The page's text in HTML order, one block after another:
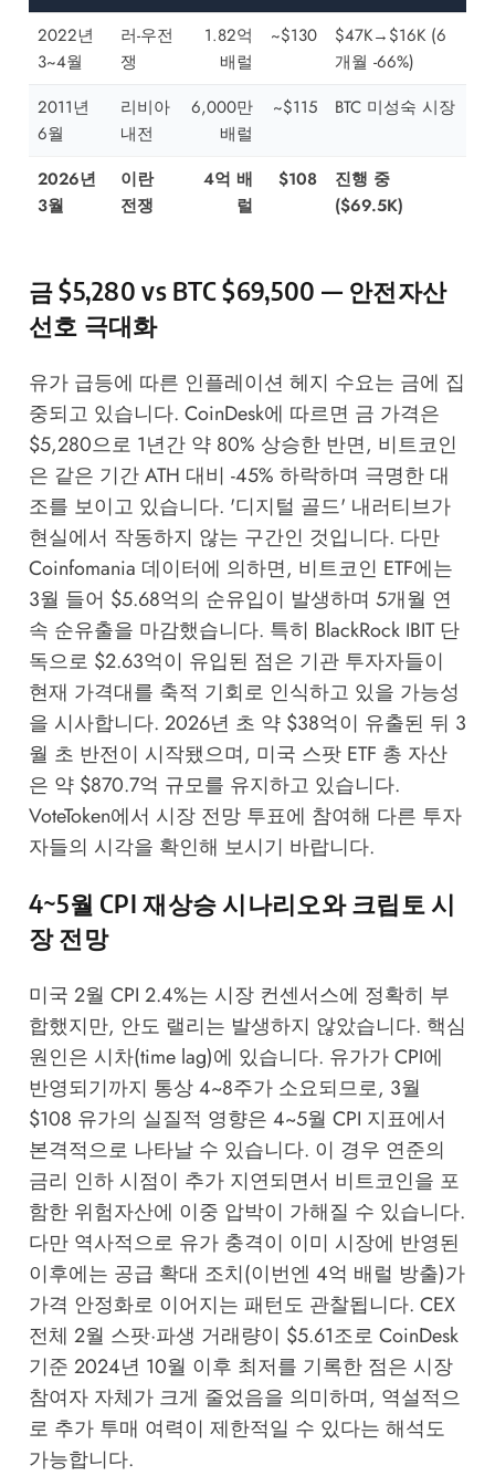
2022년
3~4월
러-우전
쟁
1.82억
배럴
~$130
$47K→$16K (6
개월 -66%)
2011년
6월
리비아
내전
6,000만
배럴
~$115 BTC 미성숙 시장
2026년
3월
이란
전쟁
4억 배
럴
$108
진행 중
($69.5K)
금 $5,280 vs BTC $69,500 — 안전자산
선호 극대화
유가 급등에 따른 인플레이션 헤지 수요는 금에 집
중되고 있습니다. CoinDesk에 따르면 금 가격은
$5,280으로 1년간 약 80% 상승한 반면, 비트코인
은 같은 기간 ATH 대비 -45% 하락하며 극명한 대
조를 보이고 있습니다. '디지털 골드' 내러티브가
현실에서 작동하지 않는 구간인 것입니다. 다만
Coinfomania 데이터에 의하면, 비트코인 ETF에는
3월 들어 $5.68억의 순유입이 발생하며 5개월 연
속 순유출을 마감했습니다. 특히 BlackRock IBIT 단
독으로 $2.63억이 유입된 점은 기관 투자자들이
현재 가격대를 축적 기회로 인식하고 있을 가능성
을 시사합니다. 2026년 초 약 $38억이 유출된 뒤 3
월 초 반전이 시작됐으며, 미국 스팟 ETF 총 자산
은 약 $870.7억 규모를 유지하고 있습니다.
VoteToken에서 시장 전망 투표에 참여해 다른 투자
자들의 시각을 확인해 보시기 바랍니다.
4~5월 CPI 재상승 시나리오와 크립토 시
장 전망
미국 2월 CPI 2.4%는 시장 컨센서스에 정확히 부
합했지만, 안도 랠리는 발생하지 않았습니다. 핵심
원인은 시차(time lag)에 있습니다. 유가가 CPI에
반영되기까지 통상 4~8주가 소요되므로, 3월
$108 유가의 실질적 영향은 4~5월 CPI 지표에서
본격적으로 나타날 수 있습니다. 이 경우 연준의
금리 인하 시점이 추가 지연되면서 비트코인을 포
함한 위험자산에 이중 압박이 가해질 수 있습니다.
다만 역사적으로 유가 충격이 이미 시장에 반영된
이후에는 공급 확대 조치(이번엔 4억 배럴 방출)가
가격 안정화로 이어지는 패턴도 관찰됩니다. CEX
전체 2월 스팟·파생 거래량이 $5.61조로 CoinDesk
기준 2024년 10월 이후 최저를 기록한 점은 시장
참여자 자체가 크게 줄었음을 의미하며, 역설적으
로 추가 투매 여력이 제한적일 수 있다는 해석도
가능합니다.